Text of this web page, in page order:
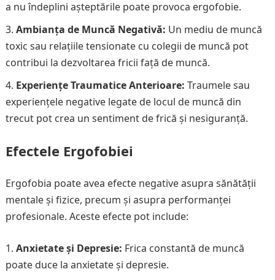
a nu îndeplini așteptările poate provoca ergofobie.
Ambianța de Muncă Negativă: Un mediu de muncă
toxic sau relațiile tensionate cu colegii de muncă pot
contribui la dezvoltarea fricii față de muncă.
Experiențe Traumatice Anterioare: Traumele sau
experiențele negative legate de locul de muncă din
trecut pot crea un sentiment de frică și nesiguranță.
Efectele Ergofobiei
Ergofobia poate avea efecte negative asupra sănătății
mentale și fizice, precum și asupra performanței
profesionale. Aceste efecte pot include:
Anxietate și Depresie: Frica constantă de muncă
poate duce la anxietate și depresie.